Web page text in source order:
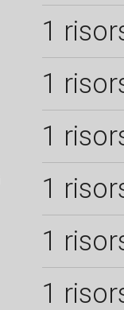
1
1
1
1
1
1